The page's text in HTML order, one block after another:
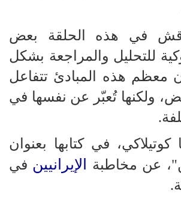
في هذه الحلقة بعض
للتحليل والمراجعة بشكل
معظم هذه المبادئ تتفاعل
ولكنها تُعبّر عن نفسها في
في كتابها بعنوان
عن مخاطبة
الإيرانيين في